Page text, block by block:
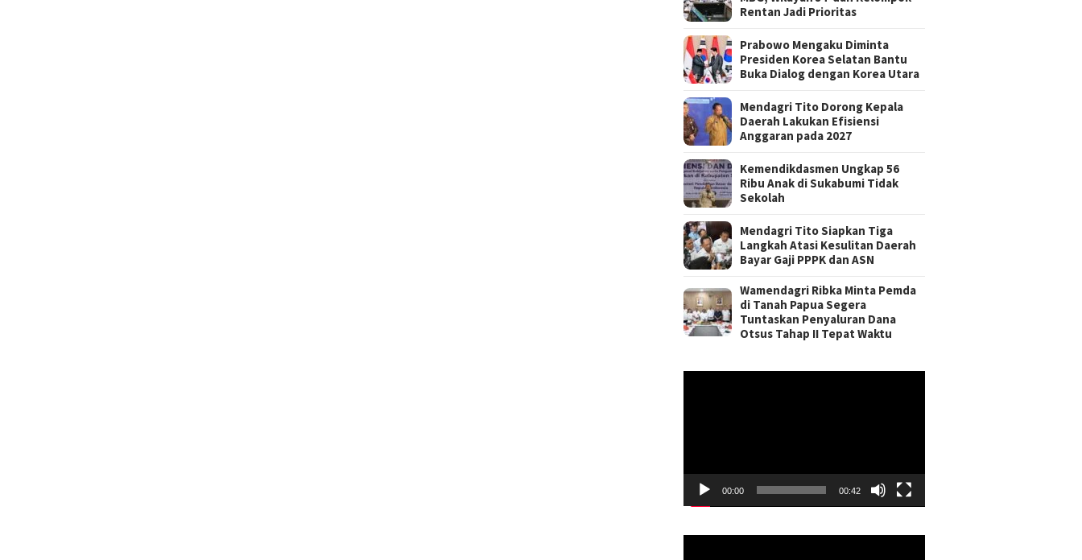
Rentan Jadi Prioritas
Prabowo Mengaku Diminta
Presiden Korea Selatan Bantu
Buka Dialog dengan Korea Utara
Mendagri Tito Dorong Kepala
Daerah Lakukan Efisiensi
Anggaran pada 2027
Kemendikdasmen Ungkap 56
Ribu Anak di Sukabumi Tidak
Sekolah
Mendagri Tito Siapkan Tiga
Langkah Atasi Kesulitan Daerah
Bayar Gaji PPPK dan ASN
Wamendagri Ribka Minta Pemda
di Tanah Papua Segera
Tuntaskan Penyaluran Dana
Otsus Tahap II Tepat Waktu
00:00 00:42